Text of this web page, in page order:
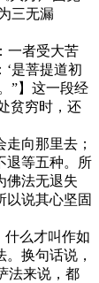
三无漏
一者受大苦
是菩提道初
”】这一段经
贫穷时，还
向那里去；
退等五种。所
佛法无退失
以说其心坚固
么才叫作如
换句话说，
法来说，都